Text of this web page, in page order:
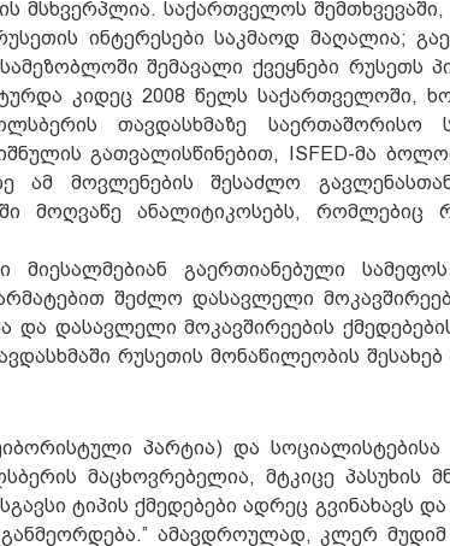
მსხვერპლია. საქართველოს
ინტერესები საკმაოდ მაღალია;
შემავალი ქვეყნები რუსეთს
კიდეც 2008 წელს საქართველოში,
თავდასხმაზე საერთაშორისო
გათვალისწინებით, ISFED-მა
ამ მოვლენების შესაძლო
მოღვაწე ანალიტიკოსებს, რომლებიც
მიესალმებიან გაერთიანებული
შეძლო დასავლელი
და დასავლელი მოკავშირეების
რუსეთის მონაწილეობის
პარტია) და
მაცხოვრებელია, მტკიცე პასუხის
ტიპის ქმედებები ადრეც გვინახავს
ამავდროულად, კლერ მუდიმ